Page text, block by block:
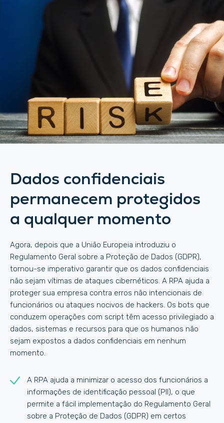
Dados confidenciais
permanecem protegidos
a qualquer momento
Agora, depois que a União Europeia introduziu o
Regulamento Geral sobre a Proteção de Dados (GDPR),
tornou-se imperativo garantir que os dados confidenciais
não sejam vítimas de ataques cibernéticos. A RPA ajuda a
proteger sua empresa contra erros não intencionais de
funcionários ou ataques nocivos de hackers. Os bots que
conduzem operações com script têm acesso privilegiado a
dados, sistemas e recursos para que os humanos não
sejam expostos a dados confidenciais em nenhum
momento.
A RPA ajuda a minimizar o acesso dos funcionários a
informações de identificação pessoal (PII), o que
permite a fácil implementação do Regulamento Geral
sobre a Proteção de Dados (GDPR) em certos